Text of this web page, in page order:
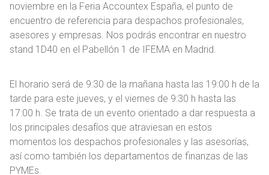
noviembre en la Feria Accountex España, el punto de
encuentro de referencia para despachos profesionales,
asesores y empresas. Nos podrás encontrar en nuestro
stand 1D40 en el Pabellón 1 de IFEMA en Madrid.
El horario será de 9:30 de la mañana hasta las 19:00 h de la
tarde para este jueves, y el viernes de 9:30 h hasta las
17:00 h. Se trata de un evento orientado a dar respuesta a
los principales desafíos que atraviesan en estos
momentos los despachos profesionales y las asesorías,
así como también los departamentos de finanzas de las
PYMEs.